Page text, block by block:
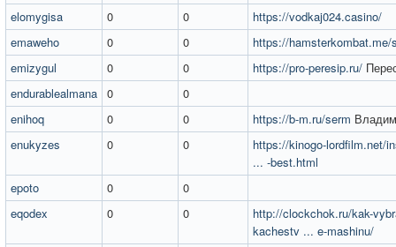
elomygisa
0 0
https://vodkaj024.casino/
emaweho
0 0
https://hamsterkombat.me/
emizygul
0 0 https://pro-peresip.ru/
endurablealmana 0
0
enihoq
0 0 https://b-m.ru/serm
enukyzes
0 0
https://kinogo-lordfilm.net/
... -best.html
epoto
0
0
eqodex
0 0
http://clockchok.ru/kak-
kachestv ... e-mashinu/